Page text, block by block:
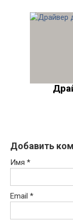
Добавить
Имя *
Email *